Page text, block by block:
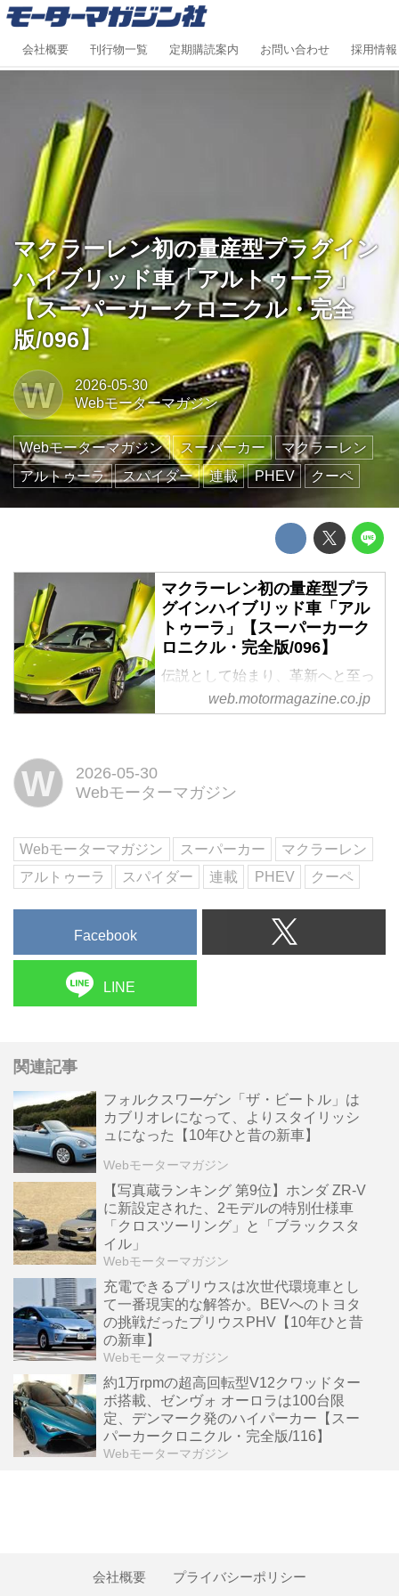
会社概要 刊行物一覧 定期購読案内 お問い合わせ 採用情報
マクラーレン初の量産型プラグイン
ハイブリッド車「アルトゥーラ」
【スーパーカークロニクル・完全
版/096】
W
2026-05-30
Webモーターマガジン
Webモーターマガジン スーパーカー
マクラーレン
アルトゥーラ
スパイダー 連載 PHEV クーペ
マクラーレン初の量産型プラ
グインハイブリッド車「アル
トゥーラ」【スーパーカーク
ロニクル・完全版/096】
伝説として始まり、革新へと至っ
たスーパーカーたち。1970年代
の懐かしいモデルから現代のハイ
PHEV「アルトゥーラ」だ。
web.motormagazine.co.jp
W
2026-05-30
Webモーターマガジン
Webモーターマガジン スーパーカー
マクラーレン
アルトゥーラ
スパイダー 連載 PHEV クーペ
Facebook
LINE
関連記事
フォルクスワーゲン「ザ・ビートル」は
カブリオレになって、よりスタイリッシ
ュになった【10年ひと昔の新車】
Webモーターマガジン
【写真蔵ランキング 第9位】ホンダ ZR-V
に新設定された、2モデルの特別仕様車
「クロスツーリング」と「ブラックスタ
イル」
Webモーターマガジン
充電できるプリウスは次世代環境車とし
て一番現実的な解答か。BEVへのトヨタ
の挑戦だったプリウスPHV【10年ひと昔
の新車】
Webモーターマガジン
約1万rpmの超高回転型V12クワッドター
ボ搭載、ゼンヴォ オーロラは100台限
定、デンマーク発のハイパーカー【スー
パーカークロニクル・完全版/116】
Webモーターマガジン
会社概要 プライバシーポリシー